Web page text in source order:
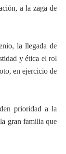
a la zaga de
la llegada de
y ética el rol
en ejercicio de
prioridad a la
gran familia que